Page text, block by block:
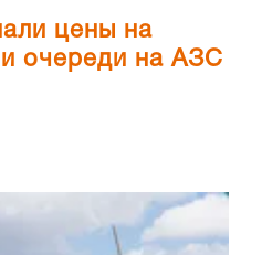
цены на
очереди на АЗС